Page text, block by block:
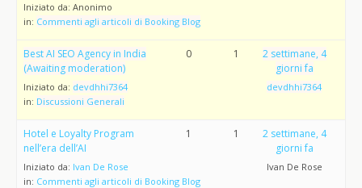
Iniziato da: Anonimo
in: Commenti agli articoli di Booking Blog
Best AI SEO Agency in India
(Awaiting moderation)
Iniziato da: devdhhi7364
in: Discussioni Generali
0 1
2 settimane, 4
giorni fa
devdhhi7364
Hotel e Loyalty Program
nell’era dell’AI
Iniziato da: Ivan De Rose
in: Commenti agli articoli di Booking Blog
1 1
2 settimane, 4
giorni fa
Ivan De Rose